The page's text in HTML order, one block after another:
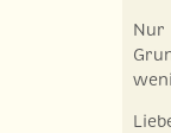
Nur